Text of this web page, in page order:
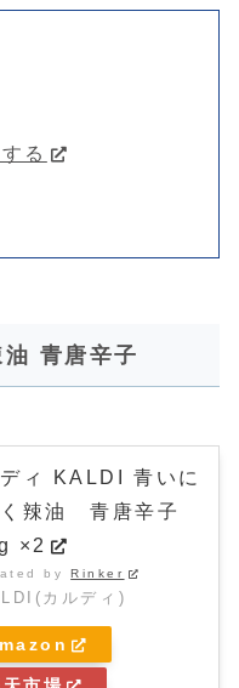
る
青唐辛子
ィ KALDI 青いに
く辣油 青唐辛子
×2
byRinker
カルディ)